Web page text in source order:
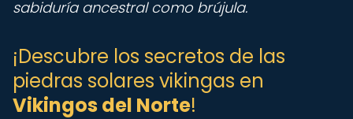
sabiduría ancestral como brújula.
¡Descubre los secretos de las
piedras solares vikingas en
Vikingos del Norte!